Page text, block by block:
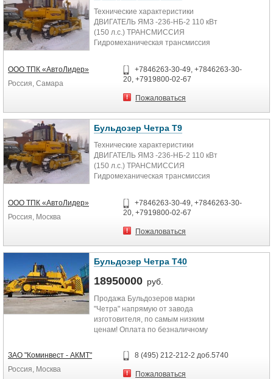
Технические характеристики
ДВИГАТЕЛЬ ЯМЗ -236-НБ-2 110 кВт
(150 л.с.) ТРАНСМИССИЯ
Гидромеханическая трансмиссия
ООО ТПК «АвтоЛидер»
Россия, Самара
+7846263-30-49, +7846263-30-
20, +7919800-02-67
Пожаловаться
Бульдозер Четра Т9
Технические характеристики
ДВИГАТЕЛЬ ЯМЗ -236-НБ-2 110 кВт
(150 л.с.) ТРАНСМИССИЯ
Гидромеханическая трансмиссия
ООО ТПК «АвтоЛидер»
Россия, Москва
+7846263-30-49, +7846263-30-
20, +7919800-02-67
Пожаловаться
Бульдозер Четра Т40
18950000 руб.
Продажа Бульдозеров марки
"Четра" напрямую от завода
изготовителя, по самым низким
ценам! Оплата по безналичному
ЗАО "Коминвест - АКМТ"
Россия, Москва
8 (495) 212-212-2 доб.5740
Пожаловаться